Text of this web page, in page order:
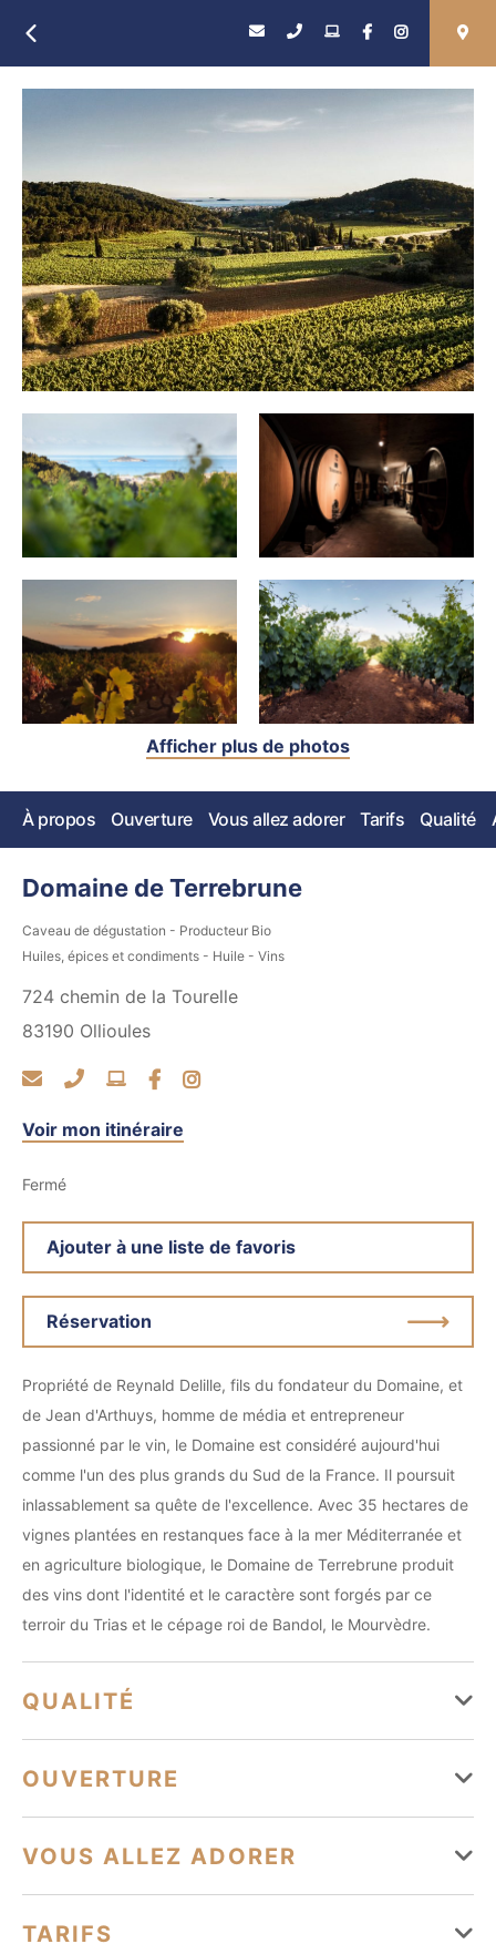
Afficher plus de photos
À propos Ouverture Vous allez adorer Tarifs Qualité
Domaine de Terrebrune
Caveau de dégustation - Producteur Bio
Huiles, épices et condiments - Huile - Vins
724 chemin de la Tourelle
83190 Ollioules
Voir mon itinéraire
Fermé
Ajouter à une liste de favoris
Réservation
Propriété de Reynald Delille, fils du fondateur du Domaine, et
de Jean d'Arthuys, homme de média et entrepreneur
passionné par le vin, le Domaine est considéré aujourd'hui
comme l'un des plus grands du Sud de la France. Il poursuit
inlassablement sa quête de l'excellence. Avec 35 hectares de
vignes plantées en restanques face à la mer Méditerranée et
en agriculture biologique, le Domaine de Terrebrune produit
des vins dont l'identité et le caractère sont forgés par ce
terroir du Trias et le cépage roi de Bandol, le Mourvèdre.
QUALITÉ
Label AOC
Vignobles et Découvertes
OUVERTURE
prendre directement contact avec le propriétaire pour plus
d'information
VOUS ALLEZ ADORER
TARIFS